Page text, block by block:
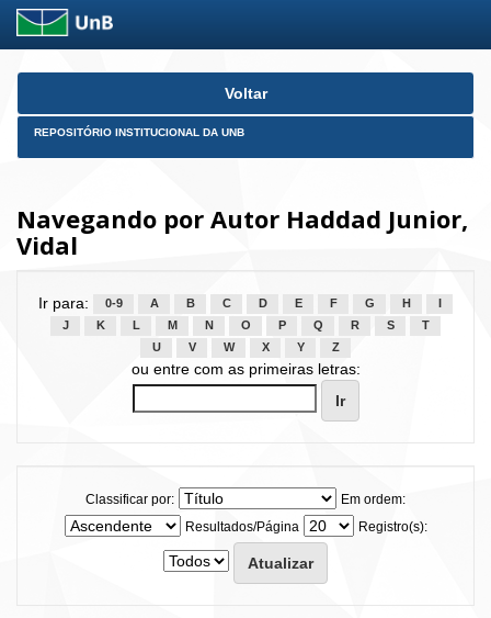
Skip
Voltar
REPOSITÓRIO INSTITUCIONAL DA UNB
Navegando por Autor Haddad Junior,
Vidal
Ir para: 0-9 A B C D E F G H
J
K L M N O P Q R S
T
U
V W X Y Z
ou entre com as primeiras letras:
Classificar por:
Em ordem:
Resultados/Página
Registro(s):